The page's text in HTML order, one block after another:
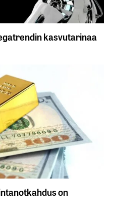
kasvutarinaa
on